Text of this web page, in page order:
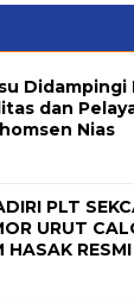
dan
Nias
PLT
URUT
HASAK